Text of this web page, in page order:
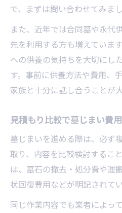
で、まずは問い合わせてみまし
また、近年では合同墓や永代
先を利用する方も増えていま
への供養の気持ちを大切にし
す。事前に供養方法や費用、
家族と十分に話し合うことが大
見積もり比較で墓じまい費
墓じまいを進める際は、必ず
取り、内容を比較検討するこ
は、墓石の撤去・処分費や運
状回復費用などが明記されて
同じ作業内容でも業者によっ